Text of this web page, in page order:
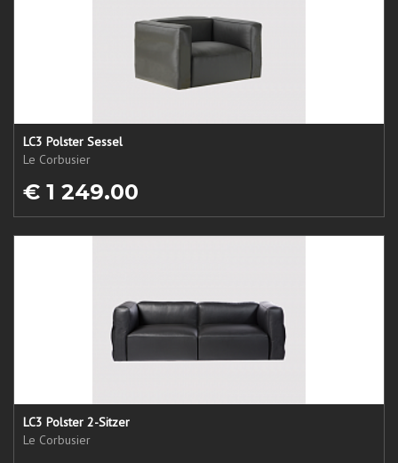
LC3 Polster Sessel
Le Corbusier
€ 1 249.00
LC3 Polster 2-Sitzer
Le Corbusier